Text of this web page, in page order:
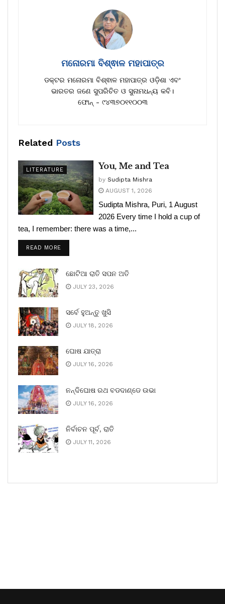
ମନୋରମା ବିଶ୍ଵାଳ ମହାପାତ୍ର
ଡକ୍ଟର ମନୋରମା ବିଶ୍ଵାଳ ମହାପାତ୍ର ଓଡ଼ିଶା ଏବଂ
ଭାରତର ଜଣେ ସୁପରିଚିତ ଓ ସୁନାମଧନ୍ୟ କବି।
ଫୋନ୍ - ୯୪୩୭୦୧୧୦୦୩
Related Posts
LITERATURE You, Me and Tea
by Sudipta Mishra
AUGUST 1, 2026
Sudipta Mishra, Puri, 1 August
2026 Every time I hold a cup of
tea, I remember: there was a time,...
READ MORE
ଛୋଟିଆ ରାତି ସପନ ଅତି
JULY 23, 2026
ସର୍ବେ ହୁଅନ୍ତୁ ଖୁସି
JULY 18, 2026
ଘୋଷ ଯାତ୍ରା
JULY 16, 2026
ନନ୍ଦିଘୋଷ ରଥ ବଡଦାଣ୍ଡେ ଉଭା
JULY 16, 2026
ନିର୍ବାଚନ ପୂର୍ବ, ରାତି
JULY 11, 2026